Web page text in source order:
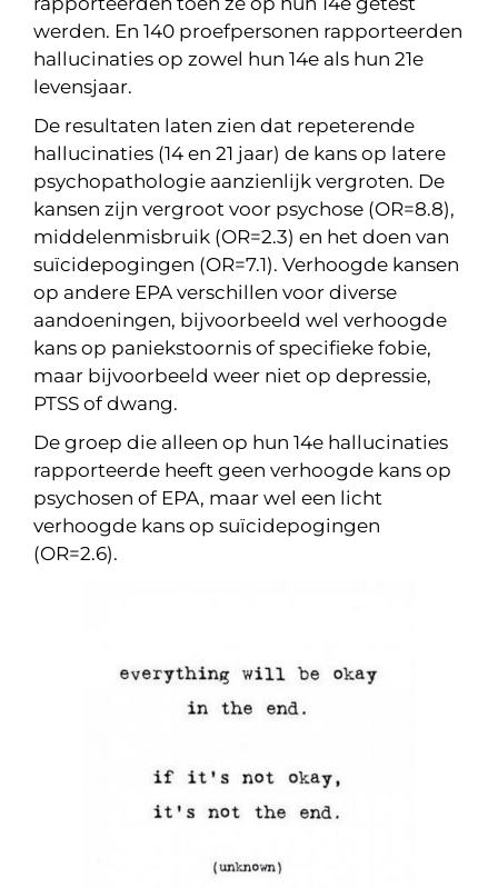
werden. En 140 proefpersonen rapporteerden
hallucinaties op zowel hun 14e als hun 21e
levensjaar.
De resultaten laten zien dat repeterende
hallucinaties (14 en 21 jaar) de kans op latere
psychopathologie aanzienlijk vergroten. De
kansen zijn vergroot voor psychose (OR=8.8),
middelenmisbruik (OR=2.3) en het doen van
suïcidepogingen (OR=7.1). Verhoogde kansen
op andere EPA verschillen voor diverse
aandoeningen, bijvoorbeeld wel verhoogde
kans op paniekstoornis of specifieke fobie,
maar bijvoorbeeld weer niet op depressie,
PTSS of dwang.
De groep die alleen op hun 14e hallucinaties
rapporteerde heeft geen verhoogde kans op
psychosen of EPA, maar wel een licht
verhoogde kans op suïcidepogingen
(OR=2.6).